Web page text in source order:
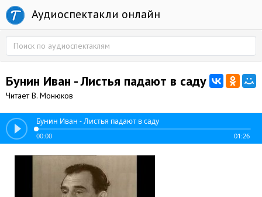
Аудиоспектакли онлайн
Бунин Иван - Листья падают в саду
Читает В. Монюков
Бунин Иван - Листья падают в саду
00:00 01:26